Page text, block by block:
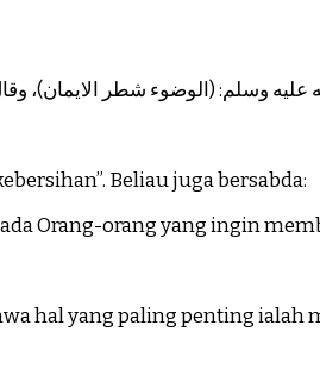
وسلم: (الوضوء شطر الايمان)، وقال
Beliau juga bersabda:
Orang-orang yang ingin
hal yang paling penting ialah